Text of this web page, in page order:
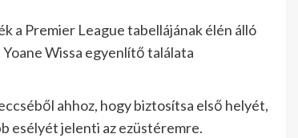
a Premier League tabellájának élén álló
Wissa egyenlítő találata
ahhoz, hogy biztosítsa első helyét,
esélyét jelenti az ezüstéremre.